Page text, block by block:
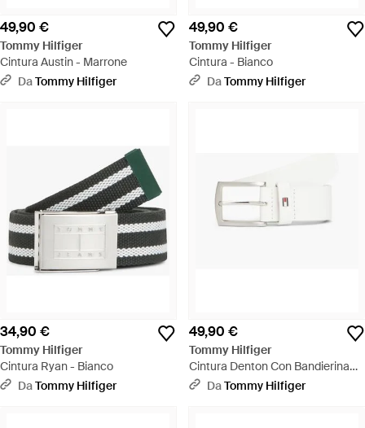
49,90 €
Tommy Hilfiger
Cintura Austin - Marrone
DaTommy Hilfiger
49,90 €
Tommy Hilfiger
Cintura - Bianco
DaTommy Hilfiger
34,90 €
Tommy Hilfiger
Cintura Ryan - Bianco
DaTommy Hilfiger
49,90 €
Tommy Hilfiger
Cintura Denton Con Bandierina
Sul Passante - Neutro
DaTommy Hilfiger